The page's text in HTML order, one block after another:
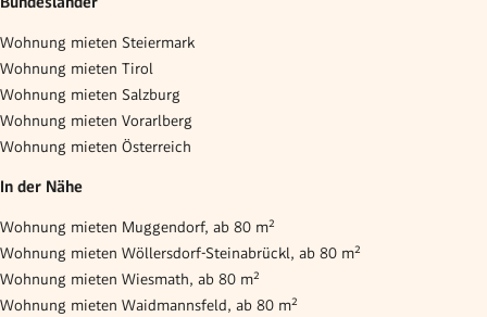
Wohnung mieten Steiermark
Wohnung mieten Tirol
Wohnung mieten Salzburg
Wohnung mieten Vorarlberg
Wohnung mieten Österreich
In der Nähe
Wohnung mieten Muggendorf, ab 80 m²
Wohnung mieten Wöllersdorf-Steinabrückl, ab 80 m²
Wohnung mieten Wiesmath, ab 80 m²
Wohnung mieten Waidmannsfeld, ab 80 m²